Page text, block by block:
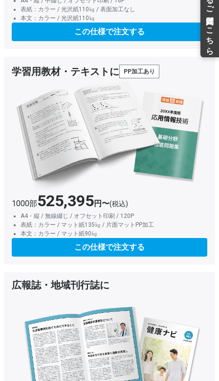
表紙：カラー / 光沢紙110㎏ / 表面加工なし
本文：カラー / 光沢紙110㎏
この仕様で注文する
学習用教材・テキストに PP加工あり
1000部525,395円〜(税込)
A4・縦 / 無線綴じ / オフセット印刷 / 120P
表紙：カラー / マット紙135㎏ / 片面マットPP加工
本文：カラー / マット紙90㎏
この仕様で注文する
広報誌・地域刊行誌に